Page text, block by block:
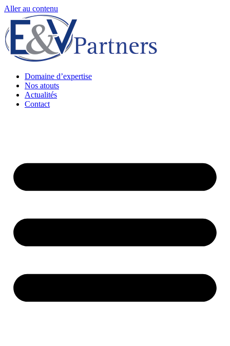
Aller au contenu
Domaine d’expertise
Nos atouts
Actualités
Contact